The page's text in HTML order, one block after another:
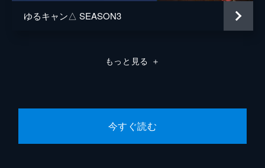
ゆるキャン△ SEASON3
もっと見る ＋
今すぐ読む